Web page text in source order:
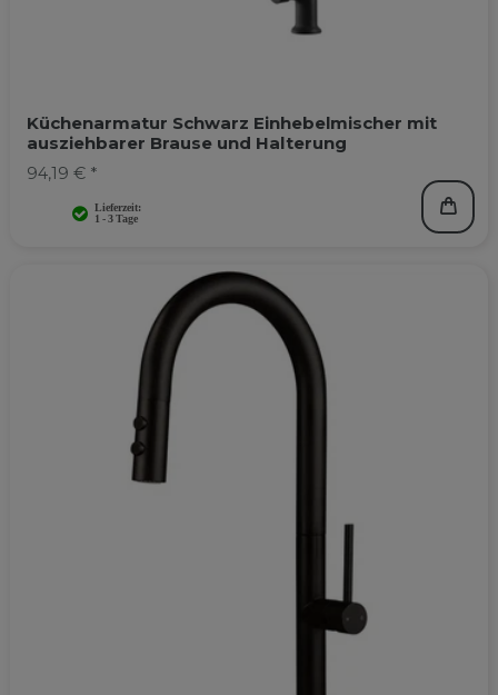
Küchenarmatur Schwarz Einhebelmischer mit
ausziehbarer Brause und Halterung
94,19 € *